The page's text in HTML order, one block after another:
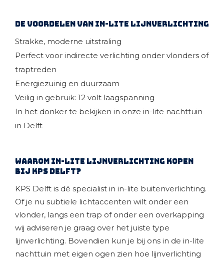
De voordelen van in-lite lijnverlichting
Strakke, moderne uitstraling
Perfect voor indirecte verlichting onder vlonders of
traptreden
Energiezuinig en duurzaam
Veilig in gebruik: 12 volt laagspanning
In het donker te bekijken in onze in-lite nachttuin
in Delft
Waarom in-lite lijnverlichting kopen
bij KPS Delft?
KPS Delft is dé specialist in in-lite buitenverlichting.
Of je nu subtiele lichtaccenten wilt onder een
vlonder, langs een trap of onder een overkapping
wij adviseren je graag over het juiste type
lijnverlichting. Bovendien kun je bij ons in de in-lite
nachttuin met eigen ogen zien hoe lijnverlichting